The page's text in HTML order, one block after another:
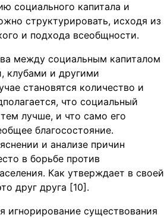
социального капитала и
структурировать, исходя из
и подхода всеобщности.
между социальным капиталом
клубами и другими
становятся количество и
что социальный
лучше, и что само его
благосостояние.
и анализе причин
в борьбе против
Как утверждает в своей
друг друга [10].
игнорирование существования